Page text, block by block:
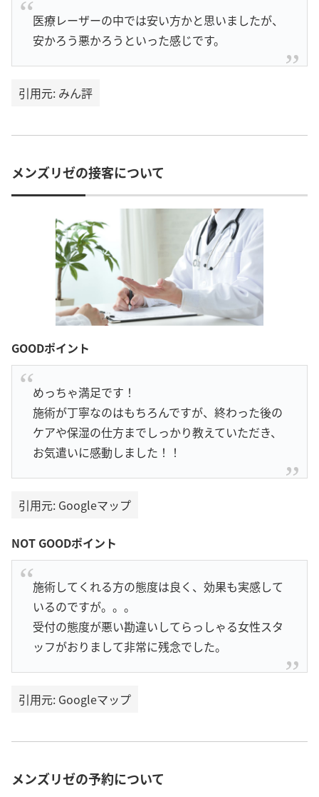
医療レーザーの中では安い方かと思いましたが、
安かろう悪かろうといった感じです。
引用元: みん評
メンズリゼの接客について
GOODポイント
めっちゃ満足です！
施術が丁寧なのはもちろんですが、終わった後の
ケアや保湿の仕方までしっかり教えていただき、
お気遣いに感動しました！！
引用元: Googleマップ
NOT GOODポイント
施術してくれる方の態度は良く、効果も実感して
いるのですが。。。
受付の態度が悪い勘違いしてらっしゃる女性スタ
ッフがおりまして非常に残念でした。
引用元: Googleマップ
メンズリゼの予約について